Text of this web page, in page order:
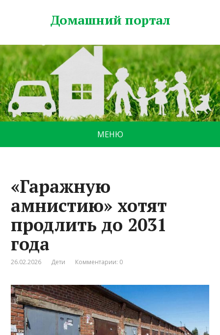
Домашний портал
МЕНЮ
«Гаражную
амнистию» хотят
продлить до 2031
года
26.02.2026 Дети Комментарии: 0